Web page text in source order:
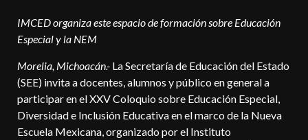
IMCED organiza este espacio de formación sobre Educación
Especial y la NEM
Morelia, Michoacán.- La Secretaría de Educación del Estado
(SEE) invita a docentes, alumnos y público en general a
participar en el XXV Coloquio sobre Educación Especial,
Diversidad e Inclusión Educativa en el marco de la Nueva
Escuela Mexicana, organizado por el Instituto